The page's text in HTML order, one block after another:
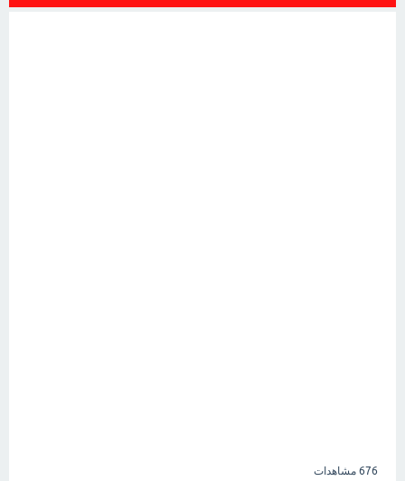
676 مشاهدات